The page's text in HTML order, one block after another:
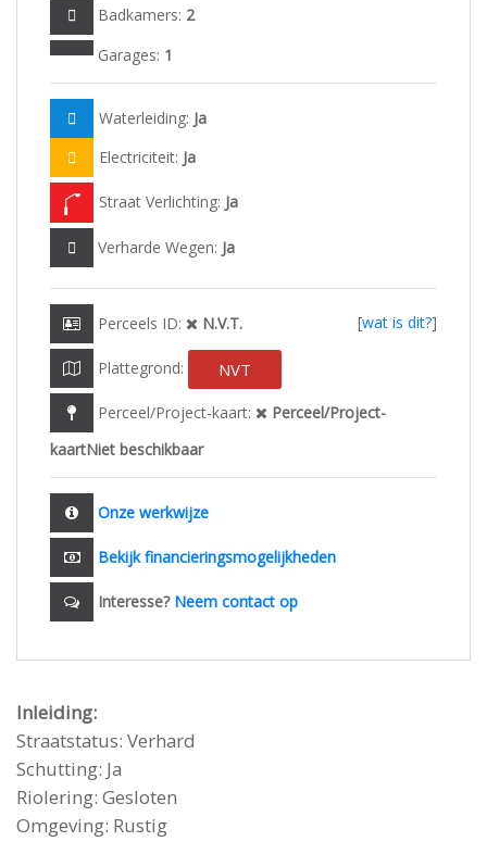
Badkamers: 2
Garages: 1
Waterleiding: Ja
Electriciteit: Ja
Straat Verlichting: Ja
Verharde Wegen: Ja
Perceels ID: N.V.T. [wat is dit?]
Plattegrond: NVT
Perceel/Project-kaart:
Perceel/Project-
kaartNiet beschikbaar
Onze werkwijze
Bekijk financieringsmogelijkheden
Interesse? Neem contact op
Inleiding:
Straatstatus: Verhard
Schutting: Ja
Riolering: Gesloten
Omgeving: Rustig